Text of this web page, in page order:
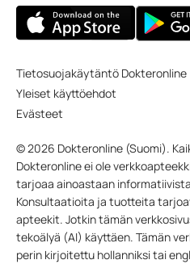
Tietosuojakäytäntö Dokteronline
Yleiset käyttöehdot
Evästeet
© 2026 Dokteronline (Suomi).
Dokteronline ei ole
tarjoaa ainoastaan
Konsultaatioita ja tuotteita
apteekit. Jotkin tämän
tekoälyä (AI) käyttäen. Tämän
perin kirjoitettu hollanniksi tai